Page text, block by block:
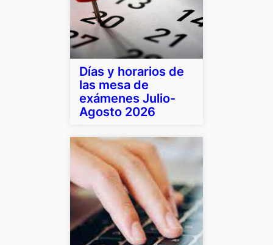
Días y horarios de
las mesa de
exámenes Julio-
Agosto 2026